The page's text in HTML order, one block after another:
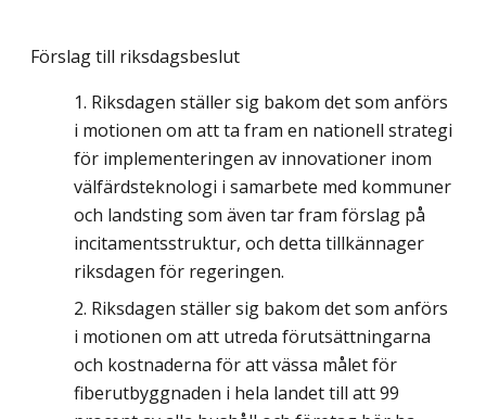
Förslag till riksdagsbeslut
Riksdagen ställer sig bakom det som anförs
i motionen om att ta fram en nationell strategi
för implementeringen av innovationer inom
välfärdsteknologi i samarbete med kommuner
och landsting som även tar fram förslag på
incitamentsstruktur, och detta tillkännager
riksdagen för regeringen.
Riksdagen ställer sig bakom det som anförs
i motionen om att utreda förutsättningarna
och kostnaderna för att vässa målet för
fiberutbyggnaden i hela landet till att 99